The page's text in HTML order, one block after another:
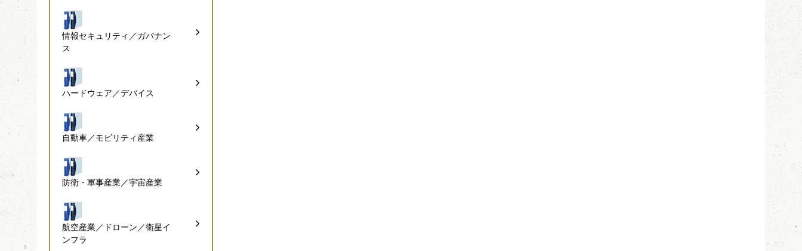
情報セキュリティ／ガバナン
ス
ハードウェア／デバイス
自動車／モビリティ産業
防衛・軍事産業／宇宙産業
航空産業／ドローン／衛星イ
ンフラ